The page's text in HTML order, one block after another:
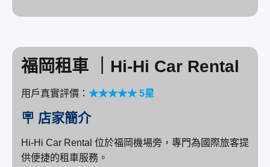
TOYOTA：PRIUS（小型車）
福岡租車 ｜Hi-Hi Car Rental
用戶真實評價： ★★★★★ 5星
🪧 店家簡介
Hi-Hi Car Rental 位於福岡機場旁，專門為國際旅客提
供便捷的租車服務。